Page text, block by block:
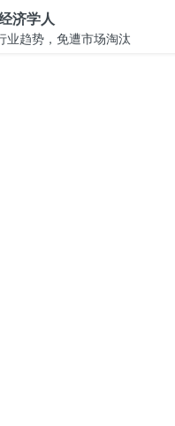
济学人
业趋势，免遭市场淘汰